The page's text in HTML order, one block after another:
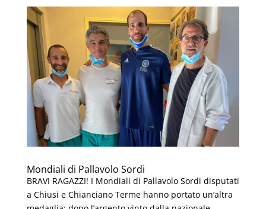
Mondiali di Pallavolo Sordi
BRAVI RAGAZZI! I Mondiali di Pallavolo Sordi disputati
a Chiusi e Chianciano Terme hanno portato un’altra